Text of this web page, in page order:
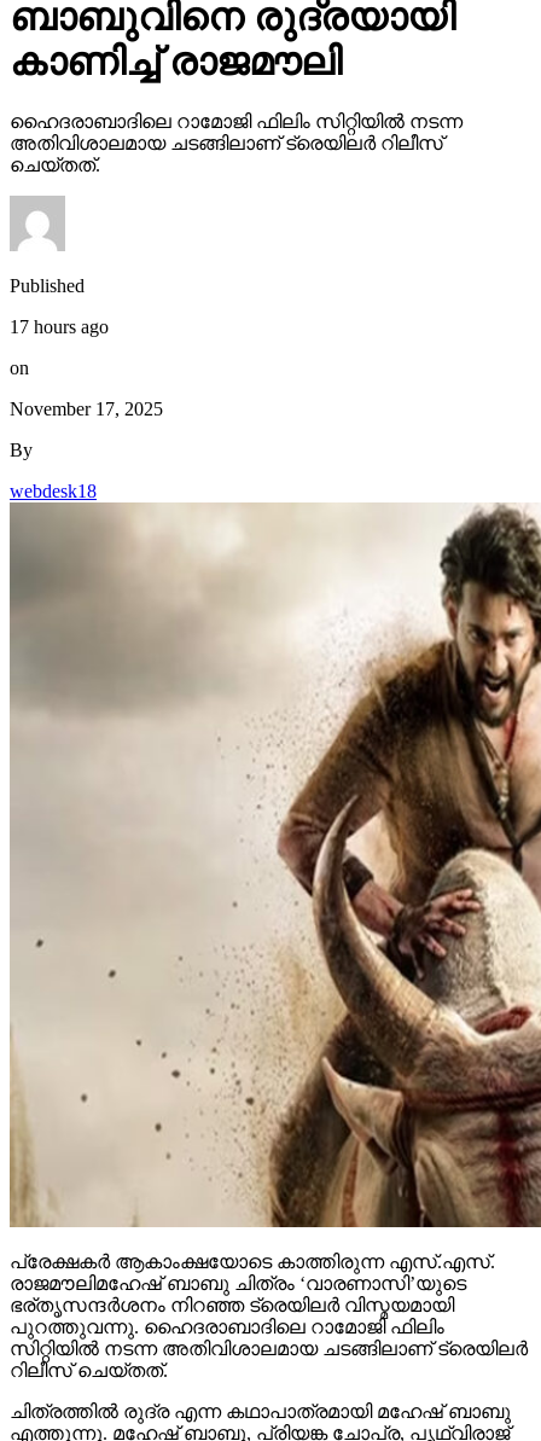
ബാബുവിനെ രുദ്രയായി
കാണിച്ച് രാജമൗലി
ഹൈദരാബാദിലെ റാമോജി ഫിലിം സിറ്റിയില്‍ നടന്ന
അതിവിശാലമായ ചടങ്ങിലാണ് ട്രെയിലര്‍ റിലീസ്
ചെയ്തത്.
Published
17 hours ago
on
November 17, 2025
By
webdesk18
പ്രേക്ഷകര്‍ ആകാംക്ഷയോടെ കാത്തിരുന്ന എസ്.എസ്.
രാജമൗലിമഹേഷ് ബാബു ചിത്രം ‘വാരണാസി’യുടെ
ഭര്തൃസന്ദര്‍ശനം നിറഞ്ഞ ട്രെയിലര്‍ വിസ്മയമായി
പുറത്തുവന്നു. ഹൈദരാബാദിലെ റാമോജി ഫിലിം
സിറ്റിയില്‍ നടന്ന അതിവിശാലമായ ചടങ്ങിലാണ് ട്രെയിലര്‍
റിലീസ് ചെയ്തത്.
ചിത്രത്തില്‍ രുദ്ര എന്ന കഥാപാത്രമായി മഹേഷ് ബാബു
എത്തുന്നു. മഹേഷ് ബാബു, പ്രിയങ്ക ചോപ്ര, പൃഥ്വിരാജ്